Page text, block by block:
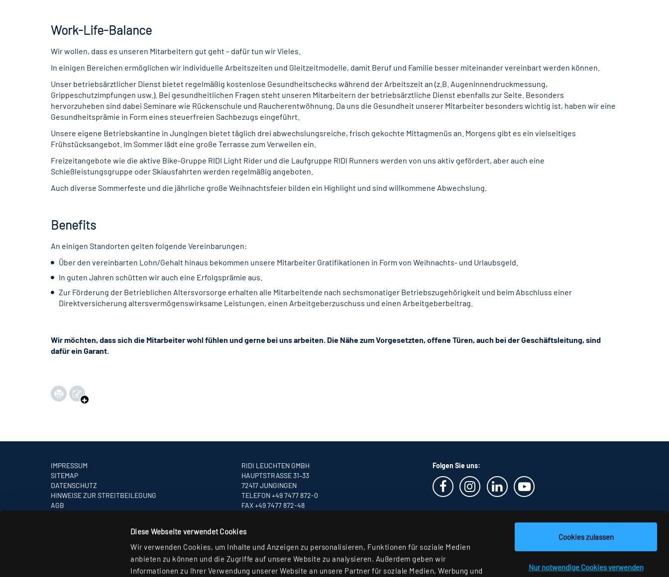
Diese Webseite verwendet Cookies
Wir verwenden Cookies, um Inhalte und Anzeigen zu personalisieren, Funktionen für soziale Medien
anbieten zu können und die Zugriffe auf unsere Website zu analysieren. Außerdem geben wir
Informationen zu Ihrer Verwendung unserer Website an unsere Partner für soziale Medien, Werbung und
Cookies zulassen
Nur notwendige Cookies verwenden
Work-Life-Balance
Wir wollen, dass es unseren Mitarbeitern gut geht – dafür tun wir Vieles.
In einigen Bereichen ermöglichen wir individuelle Arbeitszeiten und Gleitzeitmodelle, damit Beruf und Familie besser miteinander vereinbart werden können.
Unser betriebsärztlicher Dienst bietet regelmäßig kostenlose Gesundheitschecks während der Arbeitszeit an (z.B. Augeninnendruckmessung,
Grippeschutzimpfungen usw.). Bei gesundheitlichen Fragen steht unseren Mitarbeitern der betriebsärztliche Dienst ebenfalls zur Seite. Besonders
hervorzuheben sind dabei Seminare wie Rückenschule und Raucherentwöhnung. Da uns die Gesundheit unserer Mitarbeiter besonders wichtig ist, haben wir eine
Gesundheitsprämie in Form eines steuerfreien Sachbezugs eingeführt.
Unsere eigene Betriebskantine in Jungingen bietet täglich drei abwechslungsreiche, frisch gekochte Mittagmenüs an. Morgens gibt es ein vielseitiges
Frühstücksangebot. Im Sommer lädt eine große Terrasse zum Verweilen ein.
Freizeitangebote wie die aktive Bike-Gruppe RIDI Light Rider und die Laufgruppe RIDI Runners werden von uns aktiv gefördert, aber auch eine
Schießleistungsgruppe oder Skiausfahrten werden regelmäßig angeboten.
Auch diverse Sommerfeste und die jährliche große Weihnachtsfeier bilden ein Highlight und sind willkommene Abwechslung.
Benefits
An einigen Standorten gelten folgende Vereinbarungen:
Über den vereinbarten Lohn/Gehalt hinaus bekommen unsere Mitarbeiter Gratifikationen in Form von Weihnachts- und Urlaubsgeld.
In guten Jahren schütten wir auch eine Erfolgsprämie aus.
Zur Förderung der Betrieblichen Altersvorsorge erhalten alle Mitarbeitende nach sechsmonatiger Betriebszugehörigkeit und beim Abschluss einer
Direktversicherung altersvermögenswirksame Leistungen, einen Arbeitgeberzuschuss und einen Arbeitgeberbeitrag.
Wir möchten, dass sich die Mitarbeiter wohl fühlen und gerne bei uns arbeiten. Die Nähe zum Vorgesetzten, offene Türen, auch bei der Geschäftsleitung, sind
dafür ein Garant.
IMPRESSUM
SITEMAP
DATENSCHUTZ
HINWEISE ZUR STREITBEILEGUNG
AGB
RIDI LEUCHTEN GMBH
HAUPTSTRASSE 31–33
72417 JUNGINGEN
TELEFON +49 7477 872-0
FAX +49 7477 872-48
Folgen Sie uns: